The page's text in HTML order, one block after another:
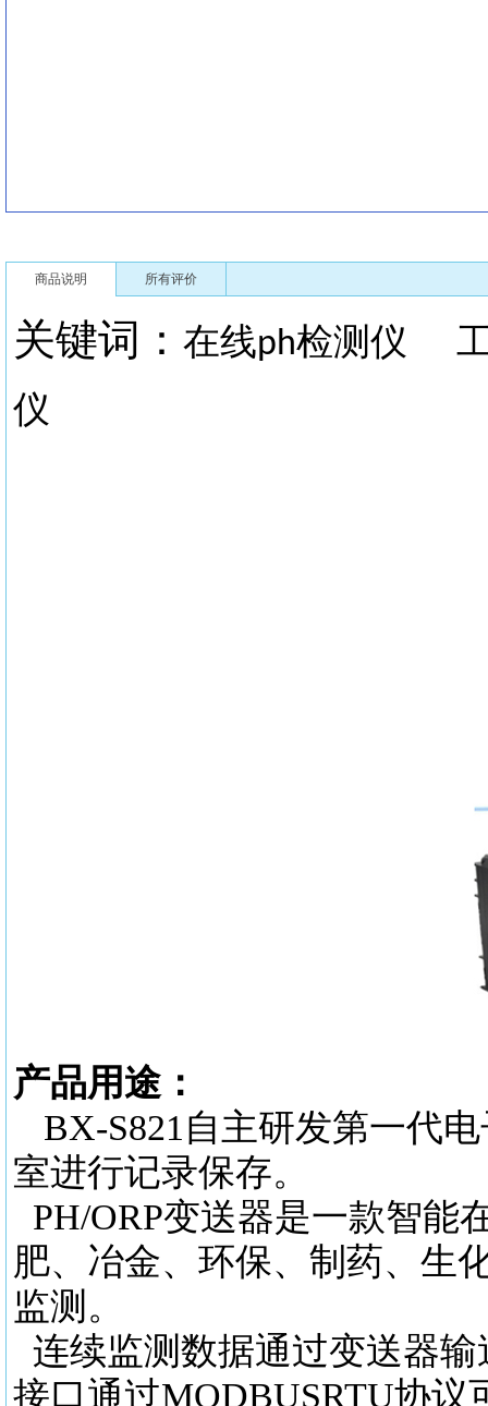
商品说明 所有评价
关键词： 在线ph检测仪
仪
产品用途：
BX-S821 自主研发第一代
室进行记录保存。
PH/ORP变送器是一款智能
肥、冶金、环保、制药、生
监测。
连续监测数据通过变送器
接口通过MODBUSRTU协